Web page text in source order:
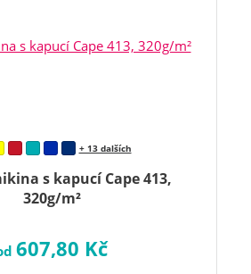
s kapucí Cape 413,
320g/m²
+ 13 dalších
607,80 Kč